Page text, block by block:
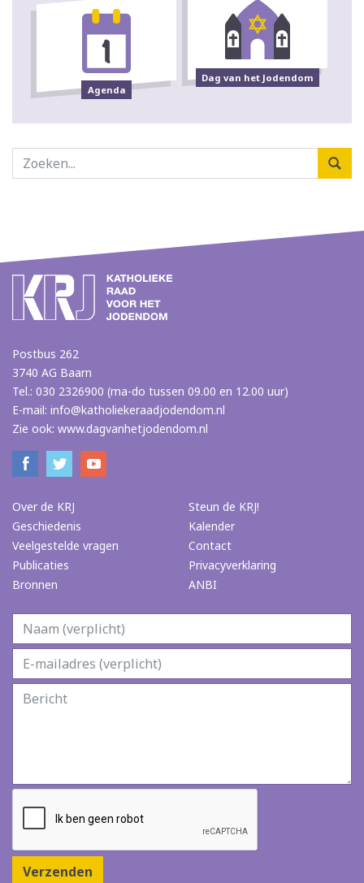
Agenda
Dag van het Jodendom
Postbus 262
3740 AG Baarn
Tel.: 030 2326900 (ma-do tussen 09.00 en 12.00 uur)
E-mail: info@katholiekeraadjodendom.nl
Zie ook: www.dagvanhetjodendom.nl
Over de KRJ
Geschiedenis
Veelgestelde vragen
Publicaties
Bronnen
Steun de KRJ!
Kalender
Contact
Privacyverklaring
ANBI
Verzenden